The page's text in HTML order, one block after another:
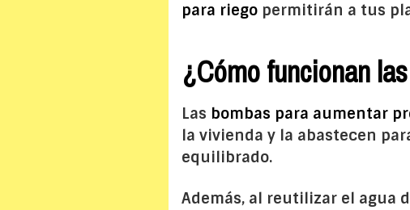
para riego permitirán a tus
¿Cómo funcionan
Las bombas para aumentar
la vivienda y la abastecen
equilibrado.
Además, al reutilizar el agua